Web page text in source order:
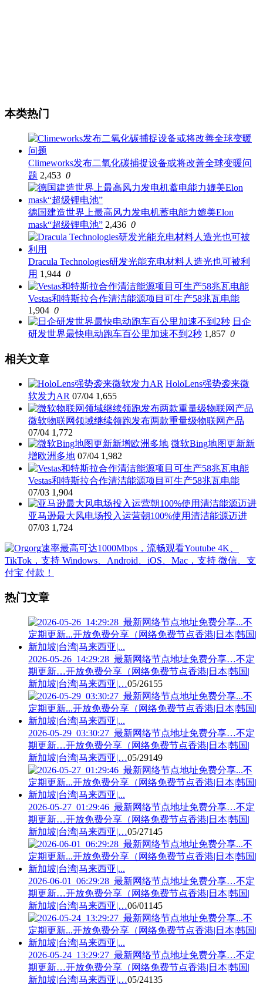
本类热门
Climeworks发布二氧化碳捕捉设备或将改善全球变暖问
题 2,453 0
德国建造世界上最高风力发电机蓄电能力媲美Elon
mask“超级锂电池” 2,436 0
Dracula Technologies研发光能充电材料人造光也可被利
用 1,944 0
Vestas和特斯拉合作清洁能源项目可生产58兆瓦电能
1,904 0
日企
研发世界最快电动跑车百公里加速不到2秒 1,857 0
相关文章
HoloLens强势袭来微
软发力AR 07/04 1,655
微软物联网领域继续领跑发布两款重量级物联网产品
07/04 1,772
微软Bing地图更新新
增欧洲多地 07/04 1,982
Vestas和特斯拉合作清洁能源项目可生产58兆瓦电能
07/03 1,904
亚马逊最大风电场投入运营朝100%使用清洁能源迈进
07/03 1,724
热门文章
2026-05-26_14:29:28_最新网络节点地址免费分享…不定
期更新…开放免费分享（网络免费节点香港|日本|韩国|
新加坡|台湾|马来西亚|…05/26155
2026-05-29_03:30:27_最新网络节点地址免费分享…不定
期更新…开放免费分享（网络免费节点香港|日本|韩国|
新加坡|台湾|马来西亚|…05/29149
2026-05-27_01:29:46_最新网络节点地址免费分享…不定
期更新…开放免费分享（网络免费节点香港|日本|韩国|
新加坡|台湾|马来西亚|…05/27145
2026-06-01_06:29:28_最新网络节点地址免费分享…不定
期更新…开放免费分享（网络免费节点香港|日本|韩国|
新加坡|台湾|马来西亚|…06/01 145
2026-05-24_13:29:27_最新网络节点地址免费分享…不定
期更新…开放免费分享（网络免费节点香港|日本|韩国|
新加坡|台湾|马来西亚|…05/24135